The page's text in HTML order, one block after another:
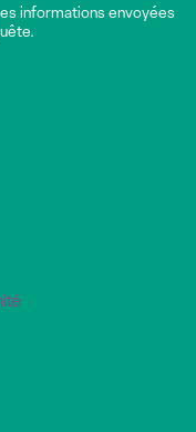
informations envoyées